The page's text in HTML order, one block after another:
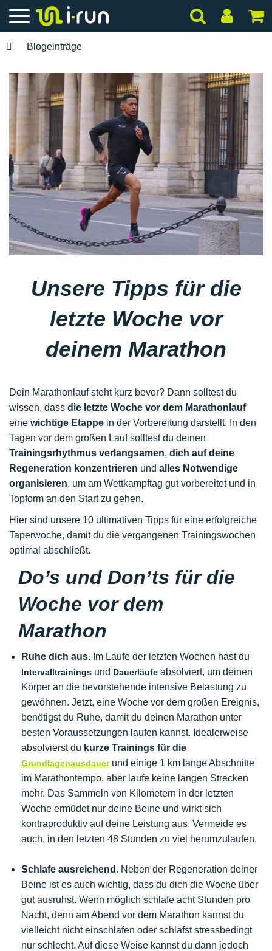
Blogeinträge
Unsere Tipps für die
letzte Woche vor
deinem Marathon
Dein Marathonlauf steht kurz bevor? Dann solltest du
wissen, dass die letzte Woche vor dem Marathonlauf
eine wichtige Etappe in der Vorbereitung darstellt. In den
Tagen vor dem großen Lauf solltest du deinen
Trainingsrhythmus verlangsamen, dich auf deine
Regeneration konzentrieren und alles Notwendige
organisieren, um am Wettkampftag gut vorbereitet und in
Topform an den Start zu gehen.
Hier sind unsere 10 ultimativen Tipps für eine erfolgreiche
Taperwoche, damit du die vergangenen Trainingswochen
optimal abschließt.
Do’s und Don’ts für die
Woche vor dem
Marathon
Ruhe dich aus. Im Laufe der letzten Wochen hast du
Intervalltrainings und Dauerläufe absolviert, um deinen
Körper an die bevorstehende intensive Belastung zu
gewöhnen. Jetzt, eine Woche vor dem großen Ereignis,
benötigst du Ruhe, damit du deinen Marathon unter
besten Voraussetzungen laufen kannst. Idealerweise
absolvierst du kurze Trainings für die
Grundlagenausdauerund einige 1 km lange Abschnitte
im Marathontempo, aber laufe keine langen Strecken
mehr. Das Sammeln von Kilometern in der letzten
Woche ermüdet nur deine Beine und wirkt sich
kontraproduktiv auf deine Leistung aus. Vermeide es
auch, in den letzten 48 Stunden zu viel herumzulaufen.
Schlafe ausreichend. Neben der Regeneration deiner
Beine ist es auch wichtig, dass du dich die Woche über
gut ausruhst. Wenn möglich schlafe acht Stunden pro
Nacht, denn am Abend vor dem Marathon kannst du
vielleicht nicht einschlafen oder schläfst stressbedingt
nur schlecht. Auf diese Weise kannst du dann jedoch